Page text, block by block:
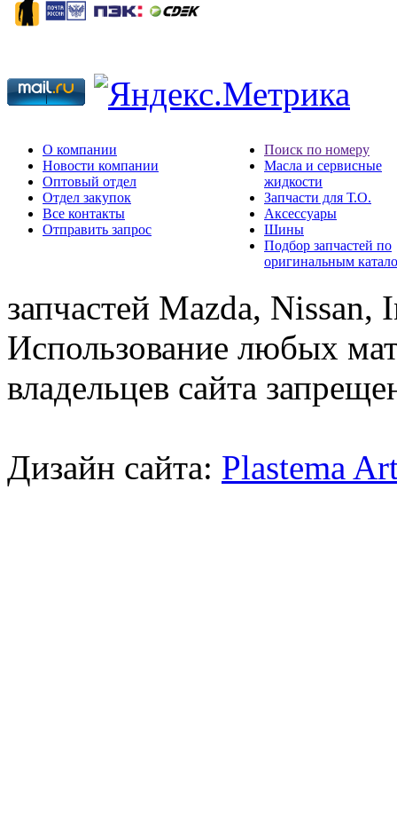
О компании
Новости компании
Оптовый отдел
Отдел закупок
Все контакты
Отправить запрос
Поиск по номеру
Масла и сервисные
жидкости
Запчасти для Т.О.
Аксессуары
Шины
Подбор запчастей по
оригинальным
запчастей Mazda,
Использование любых
владельцев сайта
Дизайн сайта: Plastema